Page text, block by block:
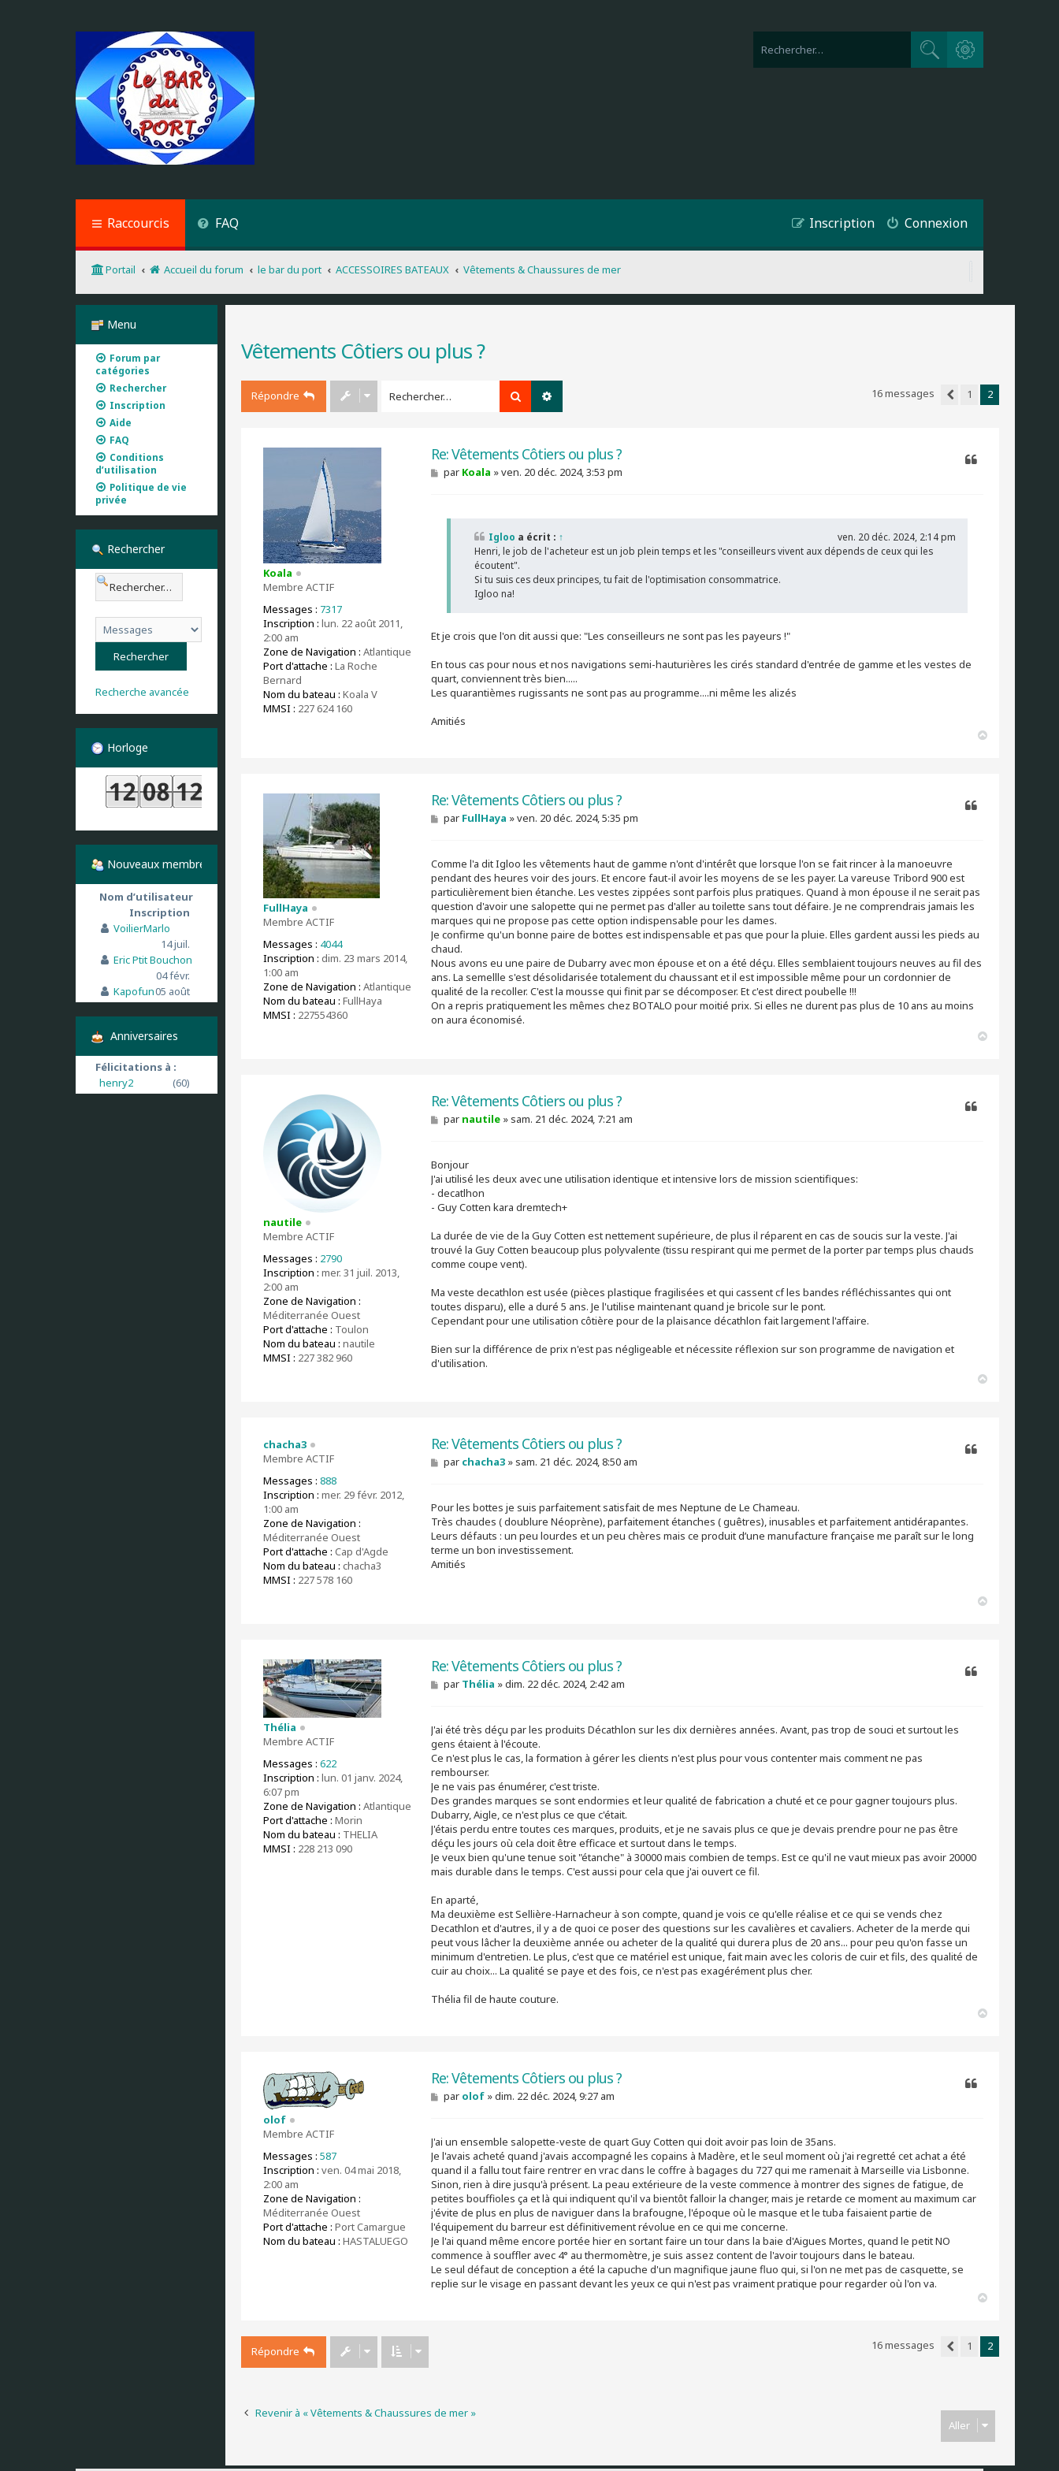
Rechercher
Recherche avancée
Raccourcis FAQ Connexion
Inscription
Portail Accueil du forum le bar du port ACCESSOIRES BATEAUX Vêtements & Chaussures de mer
Vêtements Côtiers ou plus ?
Répondre Rechercher
16 messages
Précédent
1 2
Koala
Membre ACTIF
Messages : 7317
Inscription : lun. 22 août 2011,
2:00 am
Zone de Navigation : Atlantique
Port d'attache : La Roche
Bernard
Nom du bateau : Koala V
MMSI : 227 624 160
Re: Vêtements Côtiers ou plus ?
M
e
par Koala »ven. 20 déc. 2024, 3:53 pm
Igloo a écrit : ↑
ven. 20 déc. 2024, 2:14 pm
Henri, le job de l'acheteur est un job plein temps et les "conseilleurs vivent aux dépends de ceux qui les
écoutent".
Si tu suis ces deux principes, tu fait de l'optimisation consommatrice.
Igloo na!
Et je crois que l'on dit aussi que: "Les conseilleurs ne sont pas les payeurs !"
En tous cas pour nous et nos navigations semi-hauturières les cirés standard d'entrée de gamme et les vestes de
quart, conviennent très bien.....
Les quarantièmes rugissants ne sont pas au programme....ni même les alizés
Amitiés
FullHaya
Membre ACTIF
Messages : 4044
Inscription : dim. 23 mars 2014,
1:00 am
Zone de Navigation : Atlantique
Nom du bateau : FullHaya
MMSI : 227554360
Re: Vêtements Côtiers ou plus ?
M
e
a
g
e
par FullHaya »ven. 20 déc. 2024, 5:35 pm
Comme l'a dit Igloo les vêtements haut de gamme n'ont d'intérêt que lorsque l'on se fait rincer à la manoeuvre
pendant des heures voir des jours. Et encore faut-il avoir les moyens de se les payer. La vareuse Tribord 900 est
particulièrement bien étanche. Les vestes zippées sont parfois plus pratiques. Quand à mon épouse il ne serait pas
question d'avoir une salopette qui ne permet pas d'aller au toilette sans tout défaire. Je ne comprendrais jamais les
marques qui ne propose pas cette option indispensable pour les dames.
Je confirme qu'un bonne paire de bottes est indispensable et pas que pour la pluie. Elles gardent aussi les pieds au
chaud.
Nous avons eu une paire de Dubarry avec mon épouse et on a été déçu. Elles semblaient toujours neuves au fil des
ans. La semellle s'est désolidarisée totalement du chaussant et il est impossible même pour un cordonnier de
qualité de la recoller. C'est la mousse qui finit par se décomposer. Et c'est direct poubelle !!!
On a repris pratiquement les mêmes chez BOTALO pour moitié prix. Si elles ne durent pas plus de 10 ans au moins
on aura économisé.
nautile
Membre ACTIF
Messages : 2790
Inscription : mer. 31 juil. 2013,
2:00 am
Zone de Navigation :
Méditerranée Ouest
Port d'attache : Toulon
Nom du bateau : nautile
MMSI : 227 382 960
Re: Vêtements Côtiers ou plus ?
M
e
a
g
e
par nautile » sam. 21 déc. 2024, 7:21 am
Bonjour
J'ai utilisé les deux avec une utilisation identique et intensive lors de mission scientifiques:
- decatlhon
- Guy Cotten kara dremtech+
La durée de vie de la Guy Cotten est nettement supérieure, de plus il réparent en cas de soucis sur la veste. J'ai
trouvé la Guy Cotten beaucoup plus polyvalente (tissu respirant qui me permet de la porter par temps plus chauds
comme coupe vent).
Ma veste decathlon est usée (pièces plastique fragilisées et qui cassent cf les bandes réfléchissantes qui ont
toutes disparu), elle a duré 5 ans. Je l'utilise maintenant quand je bricole sur le pont.
Cependant pour une utilisation côtière pour de la plaisance décathlon fait largement l'affaire.
Bien sur la différence de prix n'est pas négligeable et nécessite réflexion sur son programme de navigation et
d'utilisation.
chacha3
Membre ACTIF
Messages : 888
Inscription : mer. 29 févr. 2012,
1:00 am
Zone de Navigation :
Méditerranée Ouest
Port d'attache : Cap d'Agde
Nom du bateau : chacha3
MMSI : 227 578 160
Re: Vêtements Côtiers ou plus ?
M
e
a
g
e
par chacha3 » sam. 21 déc. 2024, 8:50 am
Pour les bottes je suis parfaitement satisfait de mes Neptune de Le Chameau.
Très chaudes ( doublure Néoprène), parfaitement étanches ( guêtres), inusables et parfaitement antidérapantes.
Leurs défauts : un peu lourdes et un peu chères mais ce produit d’une manufacture française me paraît sur le long
terme un bon investissement.
Amitiés
Thélia
Membre ACTIF
Messages : 622
Inscription : lun. 01 janv. 2024,
6:07 pm
Zone de Navigation : Atlantique
Port d'attache : Morin
Nom du bateau : THELIA
MMSI : 228 213 090
Re: Vêtements Côtiers ou plus ?
M
e
a
g
e
par Thélia »dim. 22 déc. 2024, 2:42 am
J'ai été très déçu par les produits Décathlon sur les dix dernières années. Avant, pas trop de souci et surtout les
gens étaient à l'écoute.
Ce n'est plus le cas, la formation à gérer les clients n'est plus pour vous contenter mais comment ne pas
rembourser.
Je ne vais pas énumérer, c'est triste.
Des grandes marques se sont endormies et leur qualité de fabrication a chuté et ce pour gagner toujours plus.
Dubarry, Aigle, ce n'est plus ce que c'était.
J'étais perdu entre toutes ces marques, produits, et je ne savais plus ce que je devais prendre pour ne pas être
déçu les jours où cela doit être efficace et surtout dans le temps.
Je veux bien qu'une tenue soit "étanche" à 30000 mais combien de temps. Est ce qu'il ne vaut mieux pas avoir 20000
mais durable dans le temps. C'est aussi pour cela que j'ai ouvert ce fil.
En aparté,
Ma deuxième est Sellière-Harnacheur à son compte, quand je vois ce qu'elle réalise et ce qui se vends chez
Decathlon et d'autres, il y a de quoi ce poser des questions sur les cavalières et cavaliers. Acheter de la merde qui
peut vous lâcher la deuxième année ou acheter de la qualité qui durera plus de 20 ans... pour peu qu'on fasse un
minimum d'entretien. Le plus, c'est que ce matériel est unique, fait main avec les coloris de cuir et fils, des qualité de
cuir au choix... La qualité se paye et des fois, ce n'est pas exagérément plus cher.
Thélia fil de haute couture.
olof
Membre ACTIF
Messages : 587
Inscription : ven. 04 mai 2018,
2:00 am
Zone de Navigation :
Méditerranée Ouest
Port d'attache : Port Camargue
Nom du bateau : HASTALUEGO
Re: Vêtements Côtiers ou plus ?
M
e
a
g
e
par olof »dim. 22 déc. 2024, 9:27 am
J'ai un ensemble salopette-veste de quart Guy Cotten qui doit avoir pas loin de 35ans.
Je l'avais acheté quand j'avais accompagné les copains à Madère, et le seul moment où j'ai regretté cet achat a été
quand il a fallu tout faire rentrer en vrac dans le coffre à bagages du 727 qui me ramenait à Marseille via Lisbonne.
Sinon, rien à dire jusqu'à présent. La peau extérieure de la veste commence à montrer des signes de fatigue, de
petites bouffioles ça et là qui indiquent qu'il va bientôt falloir la changer, mais je retarde ce moment au maximum car
j'évite de plus en plus de naviguer dans la brafougne, l'époque où le masque et le tuba faisaient partie de
l'équipement du barreur est définitivement révolue en ce qui me concerne.
Je l'ai quand même encore portée hier en sortant faire un tour dans la baie d'Aigues Mortes, quand le petit NO
commence à souffler avec 4° au thermomètre, je suis assez content de l'avoir toujours dans le bateau.
Le seul défaut de conception a été la capuche d'un magnifique jaune fluo qui, si l'on ne met pas de casquette, se
replie sur le visage en passant devant les yeux ce qui n'est pas vraiment pratique pour regarder où l'on va.
t
Répondre
16 messages
Précédent
1 2
Revenir à « Vêtements & Chaussures de mer »
Aller
Menu
Forum par
catégories
Rechercher
Inscription
Aide
FAQ
Conditions
d’utilisation
Politique de vie
privée
Rechercher
Recherche avancée
Horloge
Nouveaux membres
Nom d’utilisateur
Inscription
VoilierMarlo
14 juil.
Eric Ptit Bouchon
04 févr.
Kapofun05 août
Anniversaires
Félicitations à :
henry2
(60)